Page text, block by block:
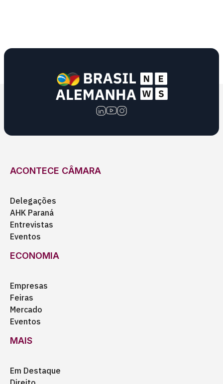
ACONTECE CÂMARA
Delegações
AHK Paraná
Entrevistas
Eventos
ECONOMIA
Empresas
Feiras
Mercado
Eventos
MAIS
Em Destaque